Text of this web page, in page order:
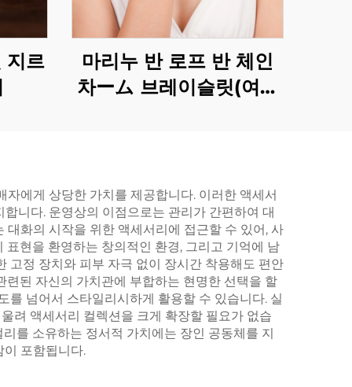
지르
마리누 반 로프 반 체인
차ーム 브레이슬릿(여성
에게 상당한 가치를 제공합니다. 이러한 액세서
니다. 운영상의 이점으로는 관리가 간편하여 대
화의 시작을 위한 액세서리에 접근할 수 있어, 사
현을 환영하는 창의적인 환경, 그리고 기억에 남
고정 장치와 피부 자극 없이 장시간 착용해도 편안
된 자신의 가치관에 부합하는 현명한 선택을 할
를 넘어서 스타일리시하게 활용할 수 있습니다. 실
려 액세서리 컬렉션을 크게 확장할 필요가 없습
를 소유하는 정서적 가치에는 장인 공동체를 지
포함됩니다.